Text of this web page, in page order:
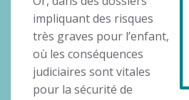
impliquant des risques
très graves pour l’enfant,
où les conséquences
judiciaires sont vitales
pour la sécurité de